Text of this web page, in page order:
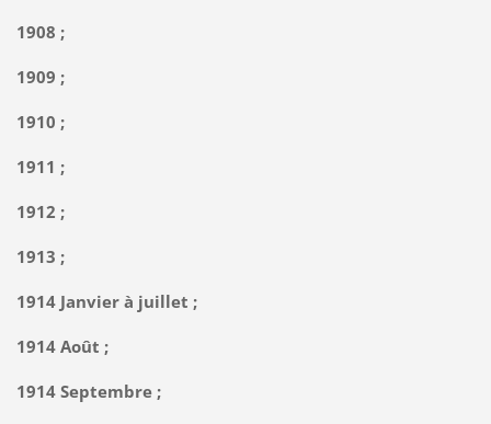
1908 ;
1909 ;
1910 ;
1911 ;
1912 ;
1913 ;
1914 Janvier à juillet ;
1914 Août ;
1914 Septembre ;